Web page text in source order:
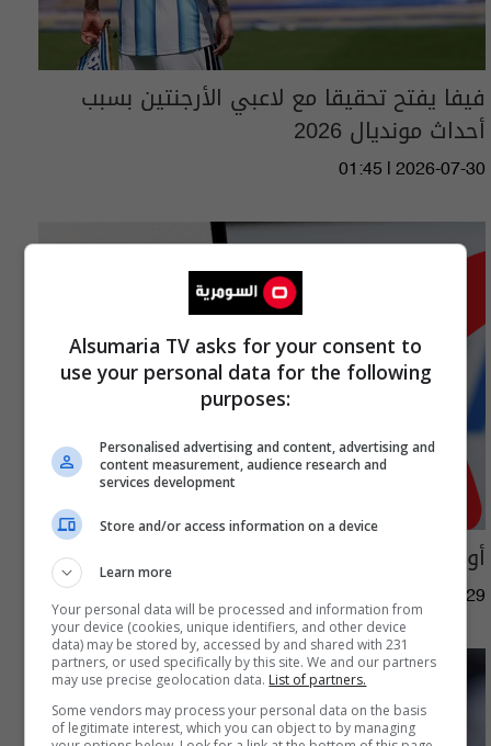
فيفا يفتح تحقيقا مع لاعبي الأرجنتين بسبب
أحداث مونديال 2026
01:45 | 2026-07-30
أوروبا تهدد بمقاطعة كأس العالم
09:19 | 2026-07-29
Alsumaria TV asks for your consent to
use your personal data for the following
purposes:
Personalised advertising and content, advertising and
content measurement, audience research and
services development
Store and/or access information on a device
Learn more
Your personal data will be processed and information from
your device (cookies, unique identifiers, and other device
data) may be stored by, accessed by and shared with 231
partners, or used specifically by this site. We and our partners
may use precise geolocation data. List of partners.
Some vendors may process your personal data on the basis
of legitimate interest, which you can object to by managing